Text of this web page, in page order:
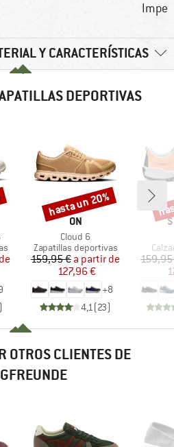
Y CARACTERÍSTICAS
DEPORTIVAS
)
MARCA
ON
Artículo
Cloud 6
Product group
Zapatillas deportivas
Precio
159,95 € Precio reducido
a partir de
127,96 €
+8
4,1 (23)
Descuento
hasta un 20%
OTROS CLIENTES DE